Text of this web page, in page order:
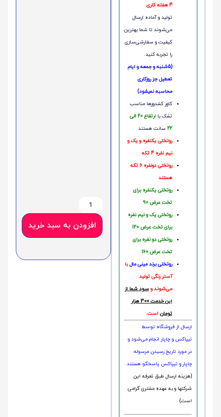
4 هفته کاری
تولید و آماده ارسال
می‌شوند تا شما بهترین
کیفیت و سفارشی‌سازی
را تجربه کنید.
(5شنبه و جمعه و ایام
تعطیل جز روزکاری
محاسبه نمیشود)
کاور کشدوزها مناسب
تشک با ا
رتفاع 20 الی
22 سانت هستند
روتختی یکنفره و یک و
نیم نفره 4 تکه
روتختی دونفره 6 تکه
هستند
روتختی یکنفره برای
تخت عرض 90
روتختی یک و نیم نفره
برای تخت عرض 120
روتختی دو نفره برای
تخت عرض 160
روتختی‌ برند مینی مالبا
آستر رنگی تولید
می‌شوند و سود شما از
این خدمت 300 هزار
تومان است.
ارسال از فروشگاه توسط
تیپاکس و چاپار انجام می‌شود و
در مورد تاریخ رسیدن مرسوله
چاپار و تیپاکس پاسخگو هستند.
(هزینه ارسال طبق تعرفه این
شرکتها و به عهده مشتری گرامی
است)
افزودن به سبد خرید